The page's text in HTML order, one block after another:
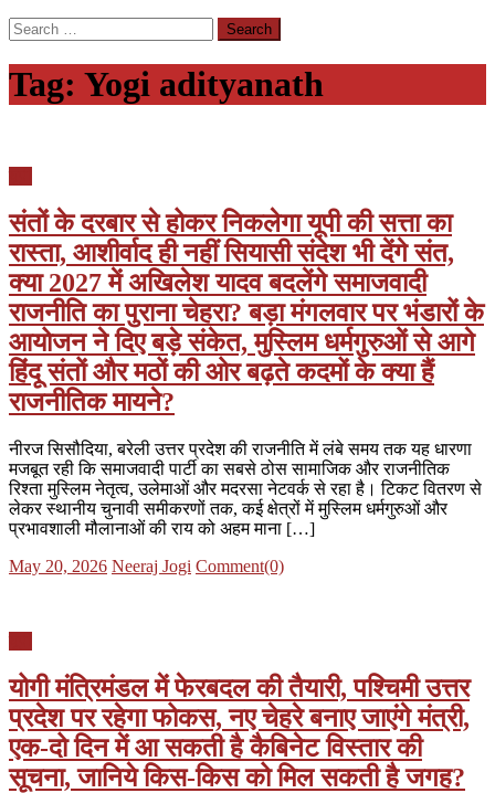
Search
for:
Tag: Yogi adityanath
संतों के दरबार से होकर निकलेगा यूपी की सत्ता का
रास्ता, आशीर्वाद ही नहीं सियासी संदेश भी देंगे संत,
क्या 2027 में अखिलेश यादव बदलेंगे समाजवादी
राजनीति का पुराना चेहरा? बड़ा मंगलवार पर भंडारों के
आयोजन ने दिए बड़े संकेत, मुस्लिम धर्मगुरुओं से आगे
हिंदू संतों और मठों की ओर बढ़ते कदमों के क्या हैं
राजनीतिक मायने?
नीरज सिसौदिया, बरेली उत्तर प्रदेश की राजनीति में लंबे समय तक यह धारणा
मजबूत रही कि समाजवादी पार्टी का सबसे ठोस सामाजिक और राजनीतिक
रिश्ता मुस्लिम नेतृत्व, उलेमाओं और मदरसा नेटवर्क से रहा है। टिकट वितरण से
लेकर स्थानीय चुनावी समीकरणों तक, कई क्षेत्रों में मुस्लिम धर्मगुरुओं और
प्रभावशाली मौलानाओं की राय को अहम माना […]
Posted
May 20, 2026 Author
Neeraj Jogi Comment(0)
योगी मंत्रिमंडल में फेरबदल की तैयारी, पश्चिमी उत्तर
प्रदेश पर रहेगा फोकस, नए चेहरे बनाए जाएंगे मंत्री,
एक-दो दिन में आ सकती है कैबिनेट विस्तार की
सूचना, जानिये किस-किस को मिल सकती है जगह?